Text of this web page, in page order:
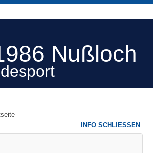
Nußloch
INFO SCHLIESSEN